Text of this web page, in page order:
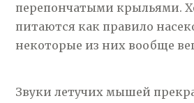
перепончатыми крыльями.
питаются как правило
некоторые из них вообще
Звуки летучих мышей